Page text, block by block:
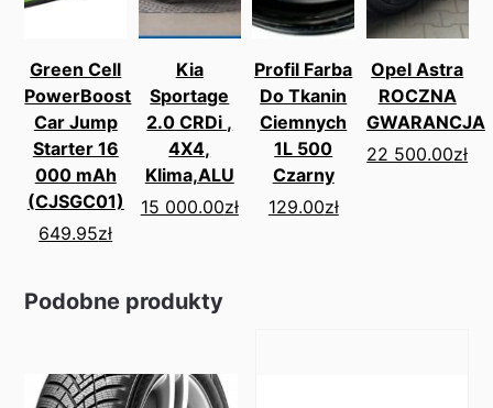
Green Cell
PowerBoost
Car Jump
Starter 16
000 mAh
(CJSGC01)
649.95zł
Kia
Sportage
2.0 CRDi ,
4X4,
Klima,ALU
15 000.00zł
Profil Farba
Do Tkanin
Ciemnych
1L 500
Czarny
129.00zł
Opel Astra
ROCZNA
GWARANCJA
22 500.00zł
Podobne produkty